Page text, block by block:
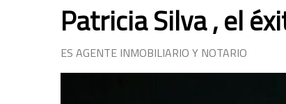
Patricia Silva , el
ES AGENTE INMOBILIARIO Y NOTARIO